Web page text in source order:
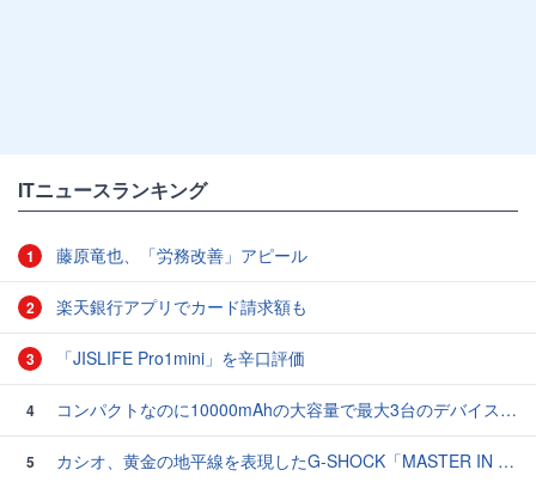
ITニュースランキング
1 藤原竜也、「労務改善」アピール
2 楽天銀行アプリでカード請求額も
3 「JISLIFE Pro1mini」を辛口評価
4 コンパクトなのに10000mAhの大容量で最大3台のデバイスを同時充電できる半固体モバイルバッテリー「SMARTCOBY Pro SLIM SS」レビュー
5
カシオ、黄金の地平線を表現したG-SHOCK「MASTER IN HORIZON GOLD」3モデル